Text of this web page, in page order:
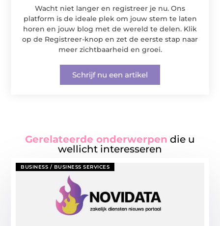
Wacht niet langer en registreer je nu. Ons
platform is de ideale plek om jouw stem te laten
horen en jouw blog met de wereld te delen. Klik
op de Registreer-knop en zet de eerste stap naar
meer zichtbaarheid en groei.
Schrijf nu een artikel
Gerelateerde onderwerpen die u
wellicht interesseren
BUSINESS / BUSINESS SERVICES